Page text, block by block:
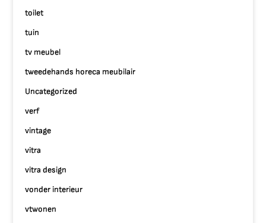
toilet
tuin
tv meubel
tweedehands horeca meubilair
Uncategorized
verf
vintage
vitra
vitra design
vonder interieur
vtwonen